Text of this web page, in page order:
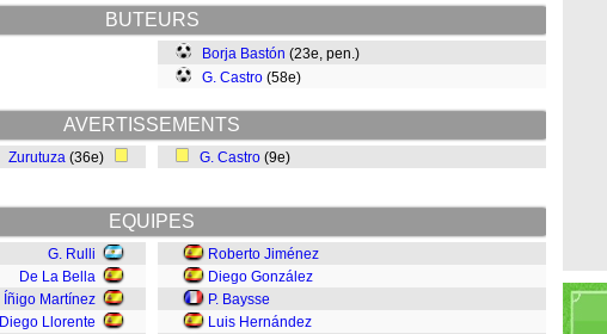
BUTEURS
Borja Bastón (23e, pen.)
G. Castro (58e)
AVERTISSEMENTS
Zurutuza (36e) G. Castro (9e)
EQUIPES
G. Rulli
De La Bella
Íñigo Martínez
Diego Llorente
Roberto Jiménez
Diego González
P. Baysse
Luis Hernández